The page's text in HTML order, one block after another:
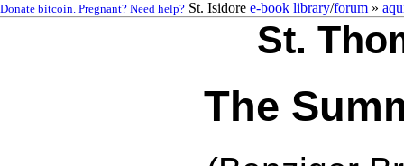
St.
The
Donate bitcoin. Pregnant? Need help? St. Isidore e-book library/forum »